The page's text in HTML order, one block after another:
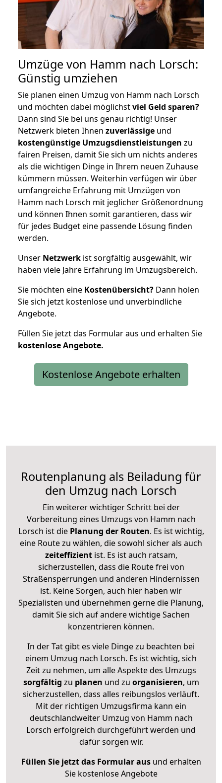
Umzüge von Hamm nach Lorsch:
Günstig umziehen
Sie planen einen Umzug von Hamm nach Lorsch
und möchten dabei möglichstviel Geld sparen?
Dann sind Sie bei uns genau richtig! Unser
Netzwerk bieten Ihnen zuverlässige und
kostengünstige Umzugsdienstleistungen zu
fairen Preisen, damit Sie sich um nichts anderes
als die wichtigen Dinge in Ihrem neuen Zuhause
kümmern müssen. Weiterhin verfügen wir über
umfangreiche Erfahrung mit Umzügen von
Hamm nach Lorsch mit jeglicher Größenordnung
und können Ihnen somit garantieren, dass wir
für jedes Budget eine passende Lösung finden
werden.
Unser Netzwerk ist sorgfältig ausgewählt, wir
haben viele Jahre Erfahrung im Umzugsbereich.
Sie möchten eine Kostenübersicht? Dann holen
Sie sich jetzt kostenlose und unverbindliche
Angebote.
Füllen Sie jetzt das Formular aus und erhalten Sie
kostenloseAngebote.
Kostenlose Angebote erhalten
Routenplanung als Beiladung für
den Umzug nach Lorsch
Ein weiterer wichtiger Schritt bei der
Vorbereitung eines Umzugs von Hamm nach
Lorsch ist diePlanung der Routen. Es ist wichtig,
eine Route zu wählen, die sowohl sicher als auch
zeiteffizientist. Es ist auch ratsam,
sicherzustellen, dass die Route frei von
Straßensperrungen und anderen Hindernissen
ist. Keine Sorgen, auch hier haben wir
Spezialisten und übernehmen gerne die Planung,
damit Sie sich auf andere wichtige Sachen
konzentrieren können.
In der Tat gibt es viele Dinge zu beachten bei
einem Umzug nach Lorsch. Es ist wichtig, sich
Zeit zu nehmen, um alle Aspekte des Umzugs
sorgfältig zu planen und zu organisieren, um
sicherzustellen, dass alles reibungslos verläuft.
Mit der richtigen Umzugsfirma kann ein
deutschlandweiter Umzug von Hamm nach
Lorsch erfolgreich durchgeführt werden und
dafür sorgen wir.
Füllen Sie jetzt das Formular ausund erhalten
Sie kostenlose Angebote